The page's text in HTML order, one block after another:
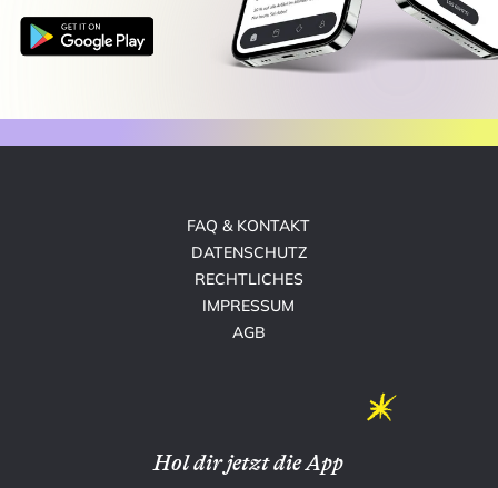
FAQ & KONTAKT
DATENSCHUTZ
RECHTLICHES
IMPRESSUM
AGB
Hol dir jetzt die App